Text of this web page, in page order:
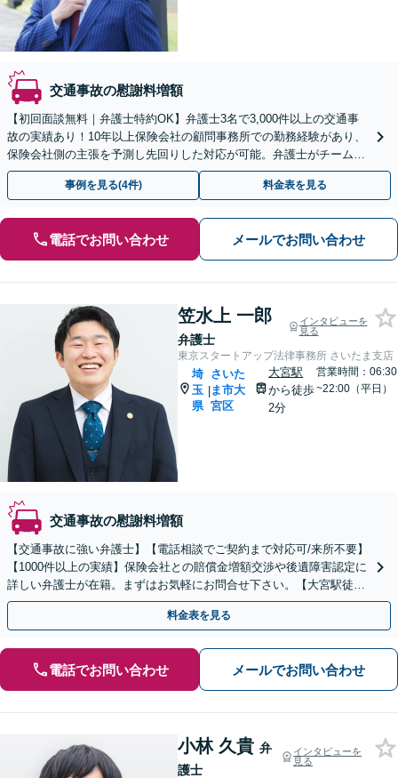
交通事故の慰謝料増額
【初回面談無料｜弁護士特約OK】弁護士3名で3,000件以上の交通事
故の実績あり！10年以上保険会社の顧問事務所での勤務経験があり、
保険会社側の主張を予測し先回りした対応が可能。弁護士がチームと
なり、示談交渉、休業損害、後遺障害などに対応
事例を見る(4件) 料金表を見る
電話でお問い合わせ メールでお問い合わせ
笠水上 一郎
弁護士
インタビューを
見る
東京スタートアップ法律事務所 さいたま支店
埼
玉
県
|
さいた
ま市大
宮区
大宮駅
から徒歩
2分
営業時間：06:30
~22:00（平日）
交通事故の慰謝料増額
【交通事故に強い弁護士】【電話相談でご契約まで対応可/来所不要】
【1000件以上の実績】保険会社との賠償金増額交渉や後遺障害認定に
詳しい弁護士が在籍。まずはお気軽にお問合せ下さい。【大宮駅徒歩
2分】
料金表を見る
電話でお問い合わせ メールでお問い合わせ
小林 久貴 弁
護士
インタビューを
見る